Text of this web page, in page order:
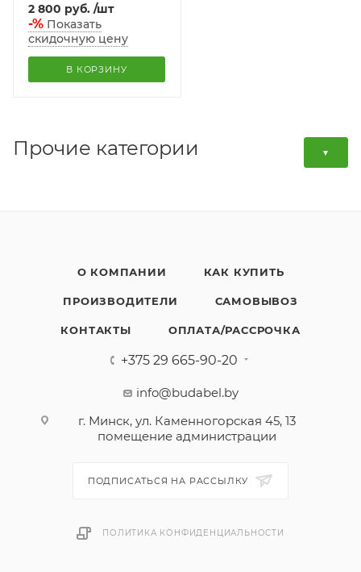
2 800 руб. /шт
-% Показать
скидочную цену
В КОРЗИНУ
Прочие категории ▼
О КОМПАНИИ КАК КУПИТЬ
ПРОИЗВОДИТЕЛИ САМОВЫВОЗ
КОНТАКТЫ ОПЛАТА/РАССРОЧКА
+375 29 665-90-20
info@budabel.by
г. Минск, ул. Каменногорская 45, 13
помещение администрации
ПОДПИСАТЬСЯ НА РАССЫЛКУ
ПОЛИТИКА КОНФИДЕНЦИАЛЬНОСТИ